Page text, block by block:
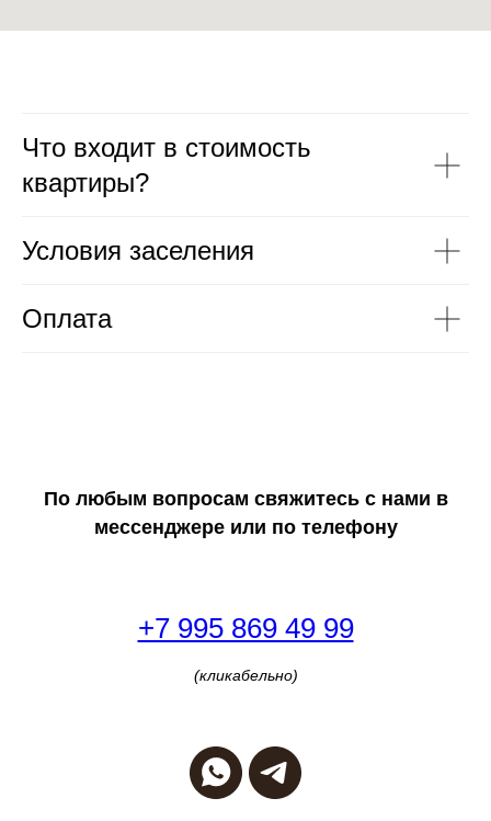
Что входит в стоимость
квартиры?
Условия заселения
Оплата
По любым вопросам свяжитесь с нами в
мессенджере или по телефону
+7 995 869 49 99
(кликабельно)